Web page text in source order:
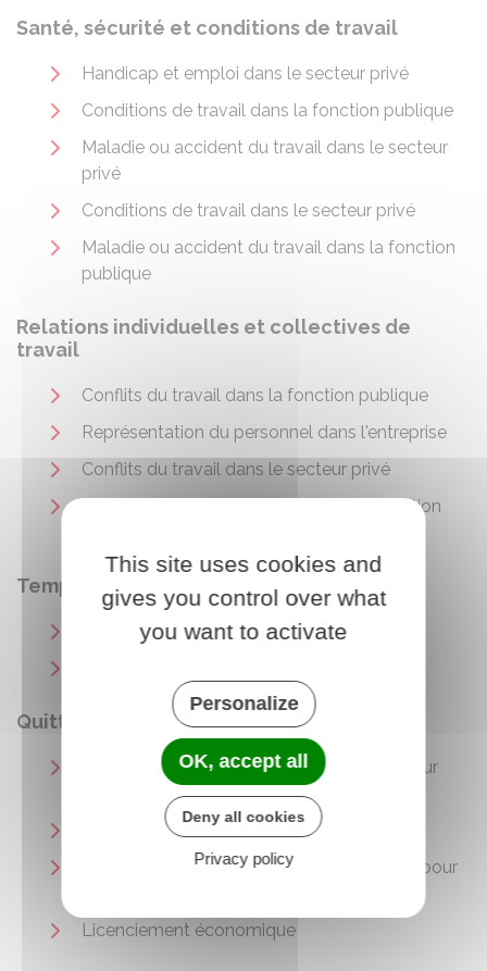
Santé, sécurité et conditions de travail
Handicap et emploi dans le secteur privé
Conditions de travail dans la fonction publique
Maladie ou accident du travail dans le secteur
privé
Conditions de travail dans le secteur privé
Maladie ou accident du travail dans la fonction
publique
Relations individuelles et collectives de
travail
Conflits du travail dans la fonction publique
Représentation du personnel dans l'entreprise
Conflits du travail dans le secteur privé
Représentants du personnel dans la fonction
Temps de travail
Temps de travail dans la fonction publique
Quitter son emploi
Rupture du contrat de travail dans le secteur
Quitter la fonction publique
Licenciement d'un salarié du secteur privé pour
Licenciement économique
This site uses cookies and
gives you control over what
you want to activate
Personalize
OK, accept all
Deny all cookies
Privacy policy